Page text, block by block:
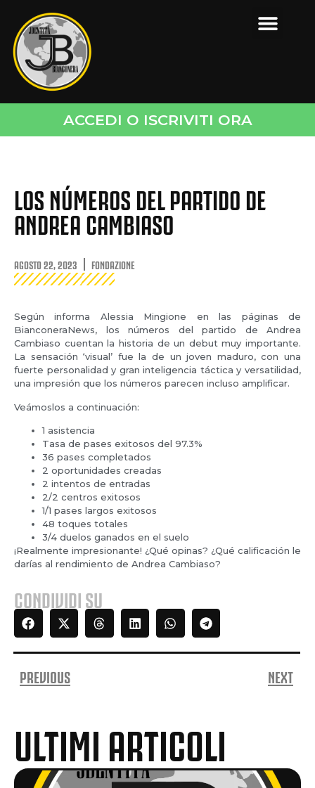
ACCEDI O ISCRIVITI ORA
LOS NÚMEROS DEL PARTIDO DE
ANDREA CAMBIASO
AGOSTO 22, 2023 FONDAZIONE
Según informa Alessia Mingione en las páginas de
BianconeraNews, los números del partido de Andrea
Cambiaso cuentan la historia de un debut muy importante.
La sensación ‘visual’ fue la de un joven maduro, con una
fuerte personalidad y gran inteligencia táctica y versatilidad,
una impresión que los números parecen incluso amplificar.
Veámoslos a continuación:
1 asistencia
Tasa de pases exitosos del 97.3%
36 pases completados
2 oportunidades creadas
2 intentos de entradas
2/2 centros exitosos
1/1 pases largos exitosos
48 toques totales
3/4 duelos ganados en el suelo
¡Realmente impresionante! ¿Qué opinas? ¿Qué calificación le
darías al rendimiento de Andrea Cambiaso?
CONDIVIDI SU
PREVIOUS NEXT
ULTIMI ARTICOLI